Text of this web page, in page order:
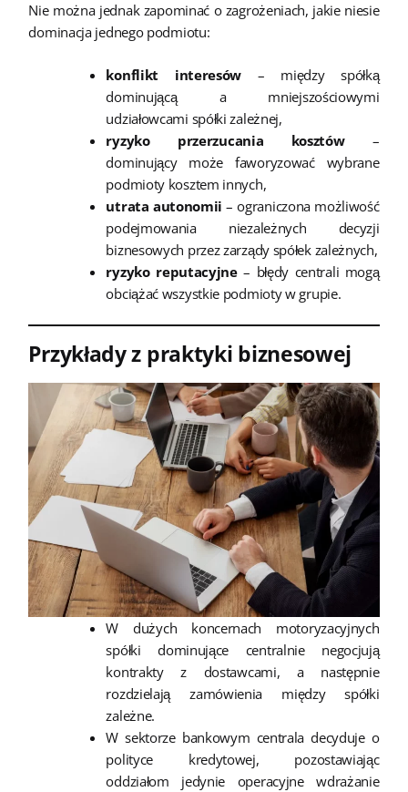
Nie można jednak zapominać o zagrożeniach, jakie niesie
dominacja jednego podmiotu:
konflikt interesów – między spółką
dominującą a mniejszościowymi
udziałowcami spółki zależnej,
ryzyko przerzucania kosztów–
dominujący może faworyzować wybrane
podmioty kosztem innych,
utrata autonomii – ograniczona możliwość
podejmowania niezależnych decyzji
biznesowych przez zarządy spółek zależnych,
ryzyko reputacyjne– błędy centrali mogą
obciążać wszystkie podmioty w grupie.
Przykłady z praktyki biznesowej
W dużych koncernach motoryzacyjnych
spółki dominujące centralnie negocjują
kontrakty z dostawcami, a następnie
rozdzielają zamówienia między spółki
zależne.
W sektorze bankowym centrala decyduje o
polityce kredytowej, pozostawiając
oddziałom jedynie operacyjne wdrażanie